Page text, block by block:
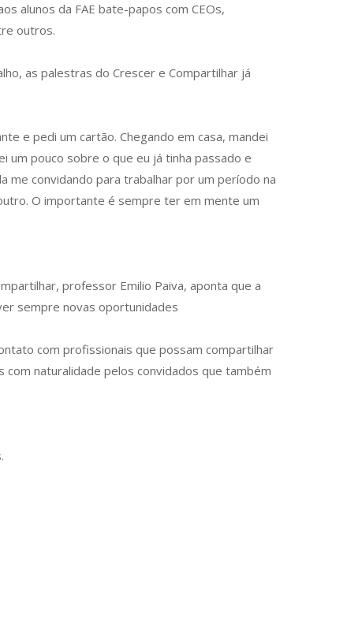
alunos da FAE bate-papos com CEOs,
outros.
as palestras do Crescer e Compartilhar já
e pedi um cartão. Chegando em casa, mandei
um pouco sobre o que eu já tinha passado e
me convidando para trabalhar por um período na
O importante é sempre ter em mente um
professor Emilio Paiva, aponta que a
sempre novas oportunidades
com profissionais que possam compartilhar
naturalidade pelos convidados que também